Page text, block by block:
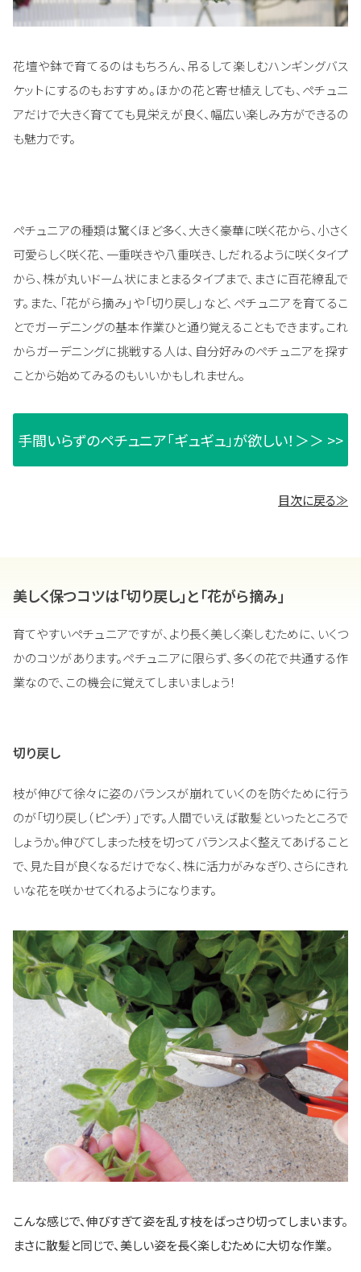
花壇や鉢で育てるのはもちろん、吊るして楽しむハンギングバス
ケットにするのもおすすめ。ほかの花と寄せ植えしても、ペチュニ
アだけで大きく育てても見栄えが良く、幅広い楽しみ方ができるの
も魅力です。
ペチュニアの種類は驚くほど多く、大きく豪華に咲く花から、小さく
可愛らしく咲く花、一重咲きや八重咲き、しだれるように咲くタイプ
から、株が丸いドーム状にまとまるタイプまで、まさに百花繚乱で
す。また、「花がら摘み」や「切り戻し」など、ペチュニアを育てるこ
とでガーデニングの基本作業ひと通り覚えることもできます。これ
からガーデニングに挑戦する人は、自分好みのペチュニアを探す
ことから始めてみるのもいいかもしれません。
手間いらずのペチュニア「ギュギュ」が欲しい！＞＞ >>
目次に戻る≫
美しく保つコツは「切り戻し」と「花がら摘み」
育てやすいペチュニアですが、より長く美しく楽しむために、いくつ
かのコツがあります。ペチュニアに限らず、多くの花で共通する作
業なので、この機会に覚えてしまいましょう！
切り戻し
枝が伸びて徐々に姿のバランスが崩れていくのを防ぐために行う
のが「切り戻し（ピンチ）」です。人間でいえば散髪といったところで
しょうか。伸びてしまった枝を切ってバランスよく整えてあげること
で、見た目が良くなるだけでなく、株に活力がみなぎり、さらにきれ
いな花を咲かせてくれるようになります。
こんな感じで、伸びすぎて姿を乱す枝をばっさり切ってしまいます。
まさに散髪と同じで、美しい姿を長く楽しむために大切な作業。